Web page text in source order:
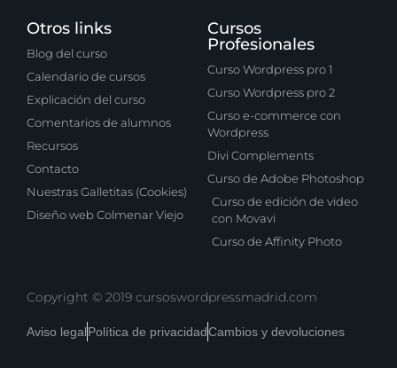
Otros links
Blog del curso
Calendario de cursos
Explicación del curso
Comentarios de alumnos
Recursos
Contacto
Nuestras Galletitas (Cookies)
Diseño web Colmenar Viejo
Cursos
Profesionales
Curso Wordpress pro 1
Curso Wordpress pro 2
Curso e-commerce con
Wordpress
Divi Complements
Curso de Adobe Photoshop
Curso de edición de video
con Movavi
Curso de Affinity Photo
Copyright © 2019 cursoswordpressmadrid.com
Aviso legalPolítica de privacidadCambios y devoluciones